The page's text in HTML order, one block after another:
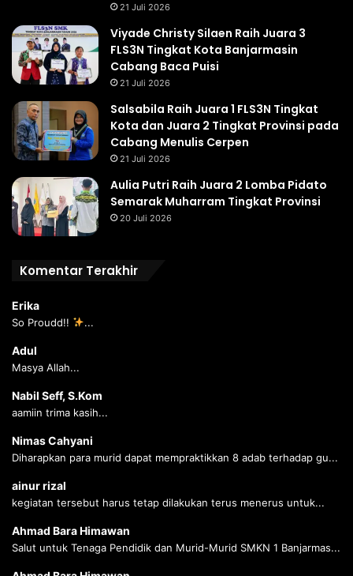
21 Juli 2026
Viyade Christy Silaen Raih Juara 3
FLS3N Tingkat Kota Banjarmasin
Cabang Baca Puisi
21 Juli 2026
Salsabila Raih Juara 1 FLS3N Tingkat
Kota dan Juara 2 Tingkat Provinsi pada
Cabang Menulis Cerpen
21 Juli 2026
Aulia Putri Raih Juara 2 Lomba Pidato
Semarak Muharram Tingkat Provinsi
20 Juli 2026
Komentar Terakhir
Erika
So Proudd!! ...
Adul
Masya Allah...
Nabil Seff, S.Kom
aamiin trima kasih...
Nimas Cahyani
Diharapkan para murid dapat mempraktikkan 8 adab terhadap gu...
ainur rizal
kegiatan tersebut harus tetap dilakukan terus menerus untuk...
Ahmad Bara Himawan
Salut untuk Tenaga Pendidik dan Murid-Murid SMKN 1 Banjarmas...